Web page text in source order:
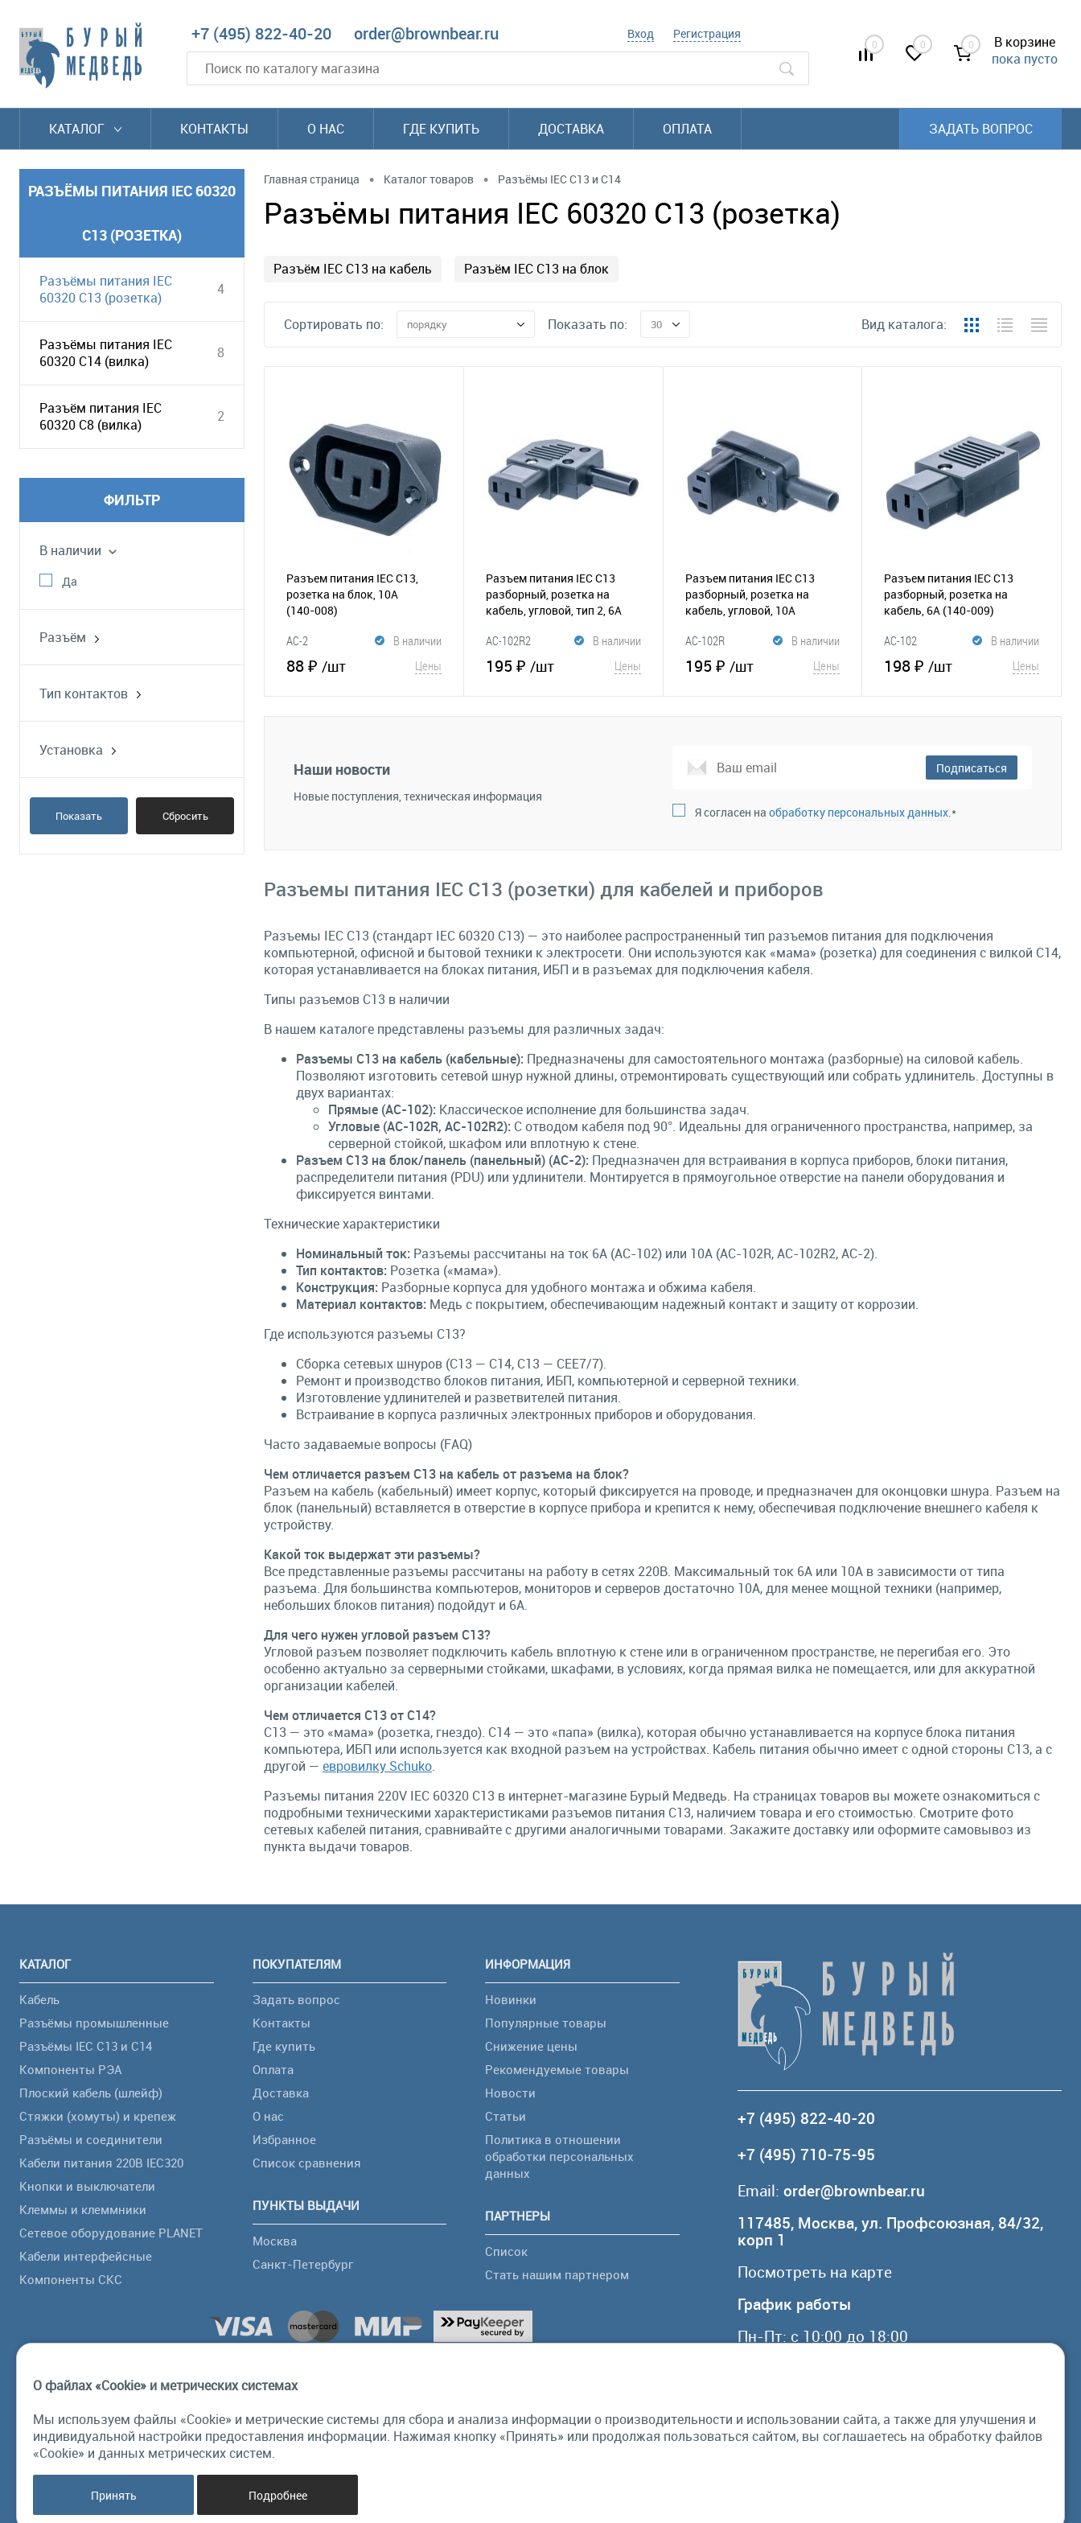
+7 (495) 822-40-20 order@brownbear.ru Вход Регистрация
0 0 0
В корзине
пока пусто
КАТАЛОГ КОНТАКТЫ О НАС ГДЕ КУПИТЬ ДОСТАВКА ОПЛАТА ЗАДАТЬ ВОПРОС
РАЗЪЁМЫ ПИТАНИЯ IEC 60320
C13 (РОЗЕТКА)
Разъёмы питания IEC
60320 C13 (розетка)
4
Разъёмы питания IEC
60320 C14 (вилка)
8
Разъём питания IEC
60320 C8 (вилка)
2
ФИЛЬТР
В наличии
Да
Разъём
Тип контактов
Установка
Показать Сбросить
Главная страница • Каталог товаров • Разъёмы IEC C13 и C14
Разъёмы питания IEC 60320 C13 (розетка)
Разъём IEC C13 на кабель Разъём IEC C13 на блок
Сортировать по: порядку Показать по: 30 Вид каталога:
Разъем питания IEC C13,
розетка на блок, 10A
(140-008)
В наличии
AC-2
88 ₽ /шт Цены
В корзину
В избранное
Разъем питания IEC C13
разборный, розетка на
кабель, угловой, тип 2, 6A
В наличии
AC-102R2
195 ₽ /шт Цены
В корзину
Разъем питания IEC C13
разборный, розетка на
кабель, угловой, 10A
В наличии
AC-102R
195 ₽ /шт Цены
В корзину
В избранное
Разъем питания IEC C13
разборный, розетка на
кабель, 6А (140-009)
В наличии
AC-102
198 ₽/шт Цены
В корзину
В избранное Сравнение
Наши новости
Новые поступления, техническая информация
Подписаться
Я согласен на обработку персональных данных.*
Разъемы питания IEC C13 (розетки) для кабелей и приборов
Разъемы IEC C13 (стандарт IEC 60320 C13) — это наиболее распространенный тип разъемов питания для подключения
компьютерной, офисной и бытовой техники к электросети. Они используются как «мама» (розетка) для соединения с вилкой C14,
которая устанавливается на блоках питания, ИБП и в разъемах для подключения кабеля.
Типы разъемов C13 в наличии
В нашем каталоге представлены разъемы для различных задач:
Разъемы C13 на кабель (кабельные): Предназначены для самостоятельного монтажа (разборные) на силовой кабель.
Позволяют изготовить сетевой шнур нужной длины, отремонтировать существующий или собрать удлинитель. Доступны в
двух вариантах:
Прямые (AC-102): Классическое исполнение для большинства задач.
Угловые (AC-102R, AC-102R2): С отводом кабеля под 90°. Идеальны для ограниченного пространства, например, за
серверной стойкой, шкафом или вплотную к стене.
Разъем C13 на блок/панель (панельный) (AC-2): Предназначен для встраивания в корпуса приборов, блоки питания,
распределители питания (PDU) или удлинители. Монтируется в прямоугольное отверстие на панели оборудования и
фиксируется винтами.
Технические характеристики
Номинальный ток: Разъемы рассчитаны на ток 6А (AC-102) или 10А (AC-102R, AC-102R2, AC-2).
Тип контактов: Розетка («мама»).
Конструкция: Разборные корпуса для удобного монтажа и обжима кабеля.
Материал контактов: Медь с покрытием, обеспечивающим надежный контакт и защиту от коррозии.
Где используются разъемы C13?
Сборка сетевых шнуров (C13 — C14, C13 — CEE7/7).
Ремонт и производство блоков питания, ИБП, компьютерной и серверной техники.
Изготовление удлинителей и разветвителей питания.
Встраивание в корпуса различных электронных приборов и оборудования.
Часто задаваемые вопросы (FAQ)
Чем отличается разъем C13 на кабель от разъема на блок?
Разъем на кабель (кабельный) имеет корпус, который фиксируется на проводе, и предназначен для оконцовки шнура. Разъем на
блок (панельный) вставляется в отверстие в корпусе прибора и крепится к нему, обеспечивая подключение внешнего кабеля к
устройству.
Какой ток выдержат эти разъемы?
Все представленные разъемы рассчитаны на работу в сетях 220В. Максимальный ток 6А или 10А в зависимости от типа
разъема. Для большинства компьютеров, мониторов и серверов достаточно 10А, для менее мощной техники (например,
небольших блоков питания) подойдут и 6А.
Для чего нужен угловой разъем C13?
Угловой разъем позволяет подключить кабель вплотную к стене или в ограниченном пространстве, не перегибая его. Это
особенно актуально за серверными стойками, шкафами, в условиях, когда прямая вилка не помещается, или для аккуратной
организации кабелей.
Чем отличается C13 от C14?
C13 — это «мама» (розетка, гнездо). C14 — это «папа» (вилка), которая обычно устанавливается на корпусе блока питания
компьютера, ИБП или используется как входной разъем на устройствах. Кабель питания обычно имеет с одной стороны C13, а с
другой — евровилку Schuko.
Разъемы питания 220V IEC 60320 C13 в интернет-магазине Бурый Медведь. На страницах товаров вы можете ознакомиться с
подробными техническими характеристиками разъемов питания С13, наличием товара и его стоимостью. Смотрите фото
сетевых кабелей питания, сравнивайте с другими аналогичными товарами. Закажите доставку или оформите самовывоз из
пункта выдачи товаров.
КАТАЛОГ
Кабель
Разъёмы промышленные
Разъёмы IEC C13 и C14
Компоненты РЭА
Плоский кабель (шлейф)
Стяжки (хомуты) и крепеж
Разъёмы и соединители
Кабели питания 220В IEC320
Кнопки и выключатели
Клеммы и клеммники
Сетевое оборудование PLANET
Кабели интерфейсные
Компоненты СКС
ПОКУПАТЕЛЯМ
Задать вопрос
Контакты
Где купить
Оплата
Доставка
О нас
Избранное
Список сравнения
ПУНКТЫ ВЫДАЧИ
Москва
Санкт-Петербург
ИНФОРМАЦИЯ
Новинки
Популярные товары
Снижение цены
Рекомендуемые товары
Новости
Статьи
Политика в отношении
обработки персональных
данных
ПАРТНЕРЫ
Список
Стать нашим партнером
+7 (495) 822-40-20
+7 (495) 710-75-95
Email: order@brownbear.ru
117485, Москва, ул. Профсоюзная, 84/32,
корп 1
Посмотреть на карте
График работы
Пн-Пт: с 10:00 до 18:00
© Бурый Медведь MMXXVI. Все права
защищены.
О файлах «Cookie» и метрических системах
Мы используем файлы «Cookie» и метрические системы для сбора и анализа информации о производительности и использовании сайта, а также для улучшения и
индивидуальной настройки предоставления информации. Нажимая кнопку «Принять» или продолжая пользоваться сайтом, вы соглашаетесь на обработку файлов
«Cookie» и данных метрических систем.
Принять Подробнее